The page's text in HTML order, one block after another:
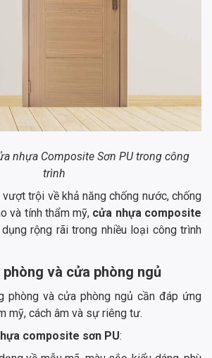
nhựa Composite Sơn PU trong công
trình
trội về khả năng chống nước, chống
và tính thẩm mỹ, cửa nhựa composite
rộng rãi trong nhiều loại công trình
và cửa phòng ngủ
phòng và cửa phòng ngủ cần đáp ứng
mỹ, cách âm và sự riêng tư.
composite sơn PU: